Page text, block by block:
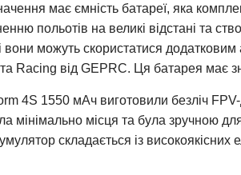
має ємність батареї, яка
польотів на великі відстані та
вони можуть скористатися
Racing від GEPRC. Ця батарея має
4S 1550 мАч виготовили безліч
мінімально місця та була зручною
складається із